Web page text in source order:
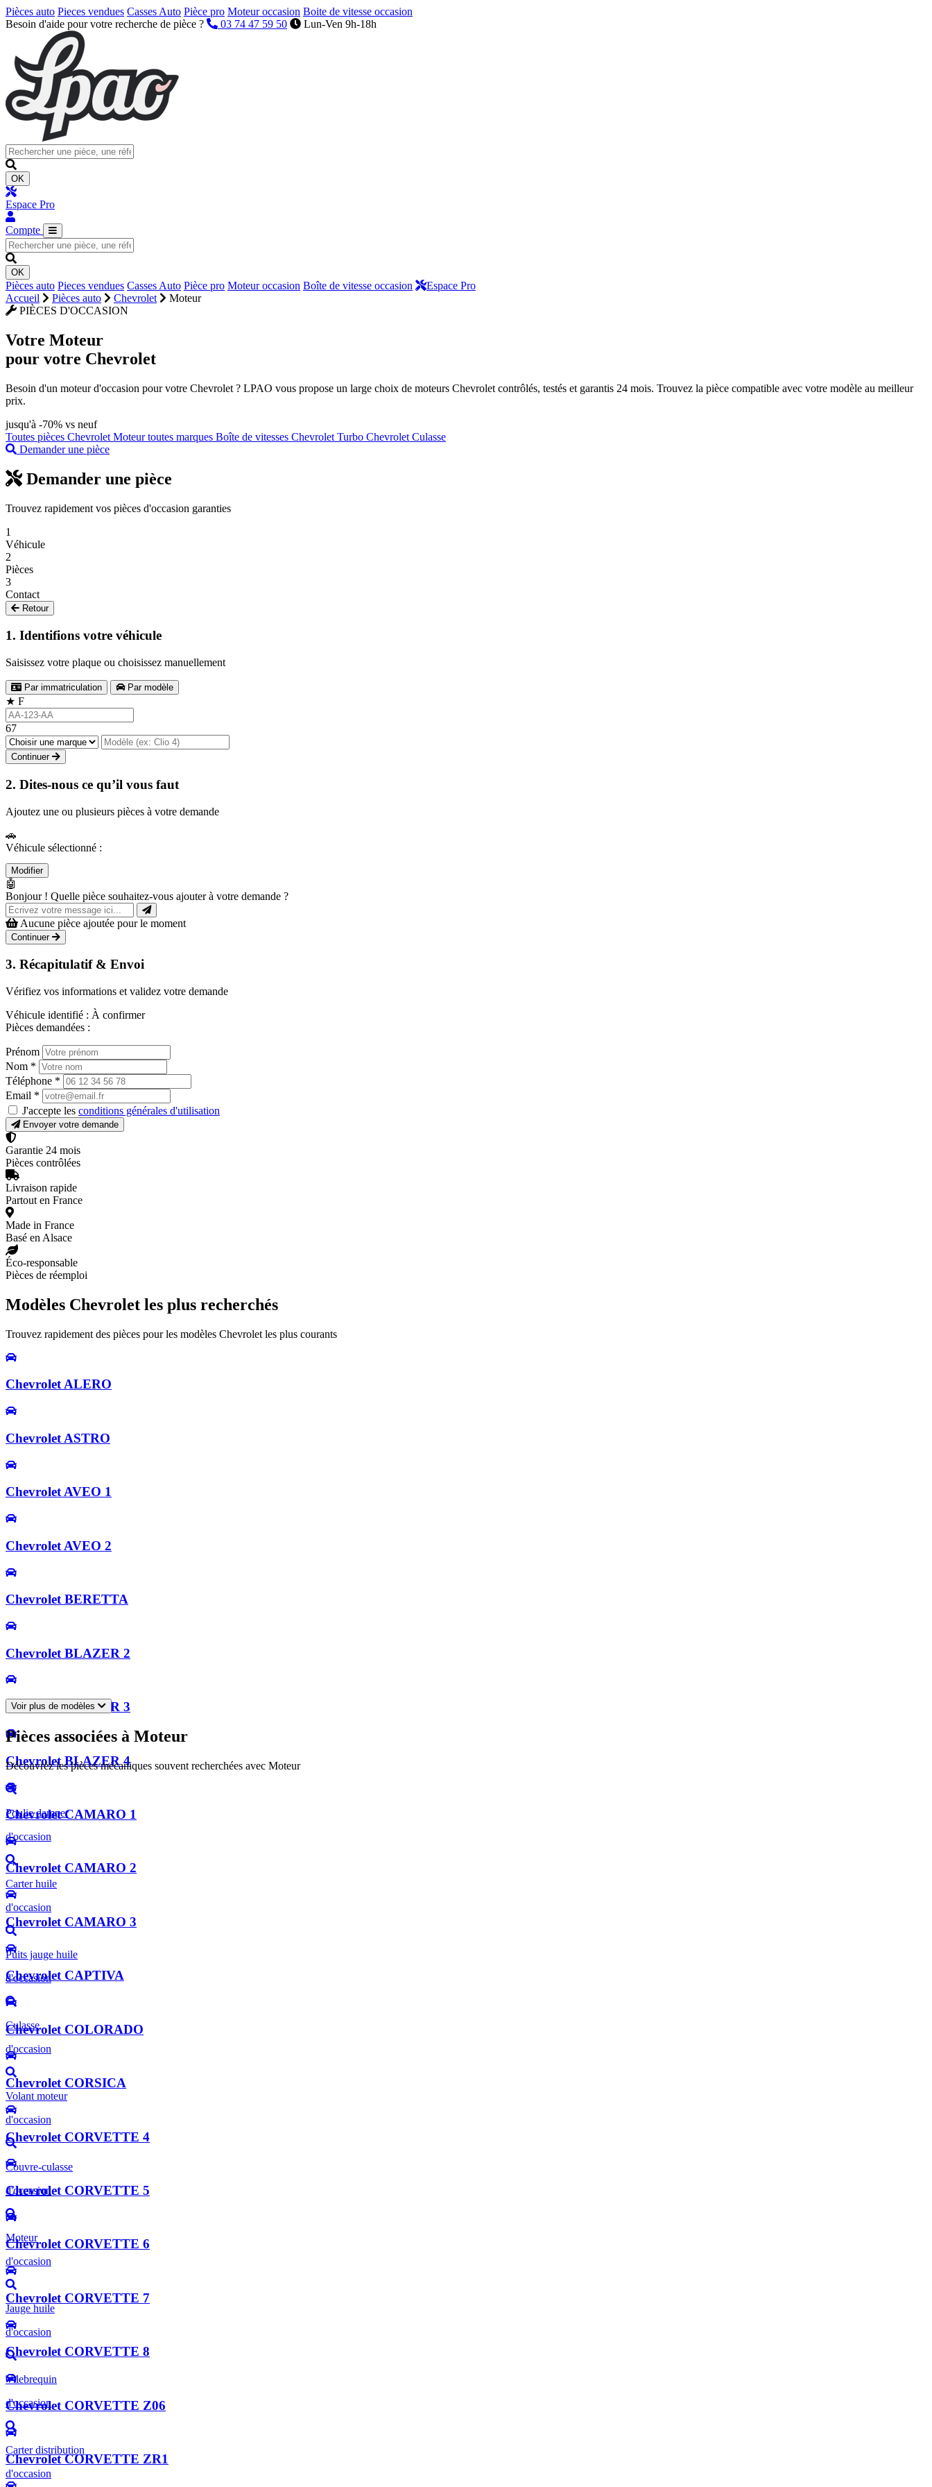
Pièces auto Pieces vendues Casses Auto Pièce pro Moteur occasion Boite de vitesse occasion
Besoin d'aide pour votre recherche de pièce ?
03 74 47 59 50 Lun-Ven 9h-18h
OK
Espace Pro
Compte
OK
Pièces auto Pieces vendues Casses Auto Pièce pro Moteur occasion Boîte de vitesse occasion
Espace Pro
Accueil
Pièces auto Chevrolet
Moteur
PIÈCES D'OCCASION
Votre Moteur
pour votre Chevrolet
Besoin d'un moteur d'occasion pour votre Chevrolet ? LPAO vous propose un large choix de moteurs Chevrolet contrôlés, testés et garantis 24 mois. Trouvez la pièce compatible avec votre modèle au meilleur
prix.
jusqu'à -70% vs neuf
Toutes pièces Chevrolet Moteur toutes marques Boîte de vitesses Chevrolet Turbo Chevrolet Culasse
Demander une pièce
Demander une pièce
Trouvez rapidement vos pièces d'occasion garanties
1
Véhicule
2
Pièces
3
Contact
Retour
1. Identifions votre véhicule
Saisissez votre plaque ou choisissez manuellement
Par immatriculation Par modèle
★ F
67
Continuer
2. Dites-nous ce qu’il vous faut
Ajoutez une ou plusieurs pièces à votre demande
🚗
Véhicule sélectionné :
Modifier
🤖
Bonjour ! Quelle pièce souhaitez-vous ajouter à votre demande ?
Aucune pièce ajoutée pour le moment
Continuer
3. Récapitulatif & Envoi
Vérifiez vos informations et validez votre demande
Véhicule identifié : À confirmer
Pièces demandées :
Prénom
Nom *
Téléphone *
Email *
J'accepte les conditions générales d'utilisation
Envoyer votre demande
Garantie 24 mois
Pièces contrôlées
Livraison rapide
Partout en France
Made in France
Basé en Alsace
Éco-responsable
Pièces de réemploi
Modèles Chevrolet les plus recherchés
Trouvez rapidement des pièces pour les modèles Chevrolet les plus courants
Chevrolet ALERO
Chevrolet ASTRO
Chevrolet AVEO 1
Chevrolet AVEO 2
Chevrolet BERETTA
Chevrolet BLAZER 2
Chevrolet BLAZER 3
Chevrolet BLAZER 4
Chevrolet CAMARO 1
Chevrolet CAMARO 2
Chevrolet CAMARO 3
Chevrolet CAPTIVA
Chevrolet COLORADO
Chevrolet CORSICA
Chevrolet CORVETTE 4
Chevrolet CORVETTE 5
Chevrolet CORVETTE 6
Chevrolet CORVETTE 7
Chevrolet CORVETTE 8
Chevrolet CORVETTE Z06
Chevrolet CORVETTE ZR1
Voir plus de modèles
Pièces associées à Moteur
Découvrez les pièces mécaniques souvent recherchées avec Moteur
Poulie damper
d'occasion
Carter huile
d'occasion
Puits jauge huile
d'occasion
Culasse
d'occasion
Volant moteur
d'occasion
Couvre-culasse
d'occasion
Moteur
d'occasion
Jauge huile
d'occasion
Vilebrequin
d'occasion
Carter distribution
d'occasion